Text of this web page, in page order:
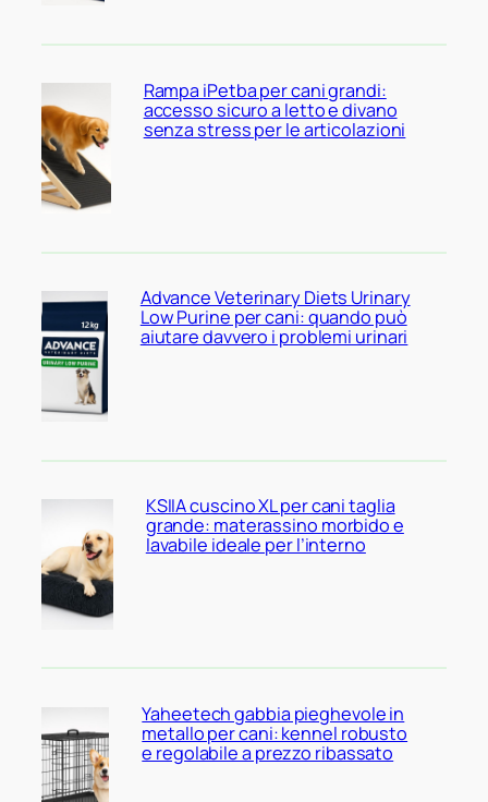
Rampa iPetba per cani grandi:
accesso sicuro a letto e divano
senza stress per le articolazioni
Advance Veterinary Diets Urinary
Low Purine per cani: quando può
aiutare davvero i problemi urinari
KSIIA cuscino XL per cani taglia
grande: materassino morbido e
lavabile ideale per l’interno
Yaheetech gabbia pieghevole in
metallo per cani: kennel robusto
e regolabile a prezzo ribassato